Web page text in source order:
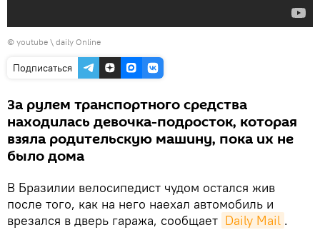
© youtube \ daily Online
Подписаться
За рулем транспортного средства
находилась девочка-подросток, которая
взяла родительскую машину, пока их не
было дома
В Бразилии велосипедист чудом остался жив
после того, как на него наехал автомобиль и
врезался в дверь гаража, сообщает Daily Mail .